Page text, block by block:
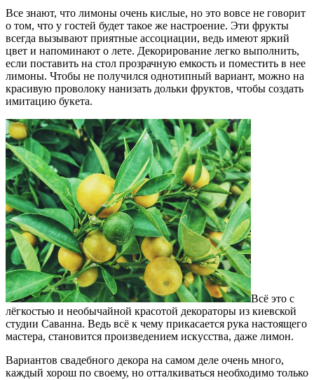
Все знают, что лимоны очень кислые, но это вовсе не говорит
о том, что у гостей будет такое же настроение. Эти фрукты
всегда вызывают приятные ассоциации, ведь имеют яркий
цвет и напоминают о лете. Декорирование легко выполнить,
если поставить на стол прозрачную емкость и поместить в нее
лимоны. Чтобы не получился однотипный вариант, можно на
красивую проволоку нанизать дольки фруктов, чтобы создать
имитацию букета.
Всё это с
лёгкостью и необычайной красотой декораторы из киевской
студии Саванна. Ведь всё к чему прикасается рука настоящего
мастера, становится произведением искусства, даже лимон.
Вариантов свадебного декора на самом деле очень много,
каждый хорош по своему, но отталкиваться необходимо только